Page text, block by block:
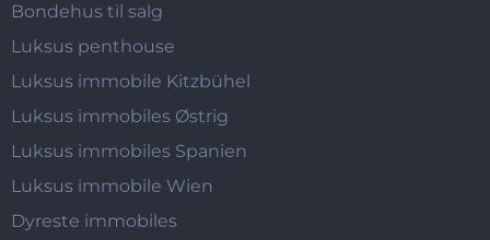
Bondehus til salg
Luksus penthouse
Luksus immobile Kitzbühel
Luksus immobiles Østrig
Luksus immobiles Spanien
Luksus immobile Wien
Dyreste immobiles